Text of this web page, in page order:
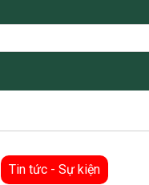
Tin tức - Sự kiện